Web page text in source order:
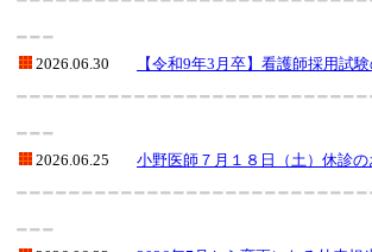
---
2026.06.30 【令和9年3月卒】看護師採用試
---
2026.06.25 小野医師７月１８日（土）休診
---